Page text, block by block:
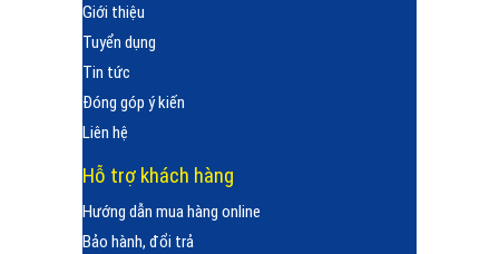
Giới thiệu
Tuyển dụng
Tin tức
Đóng góp ý kiến
Liên hệ
Hỗ trợ khách hàng
Hướng dẫn mua hàng online
Bảo hành, đổi trả